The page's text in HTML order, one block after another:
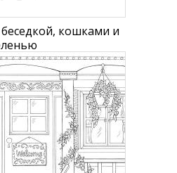
кошками и